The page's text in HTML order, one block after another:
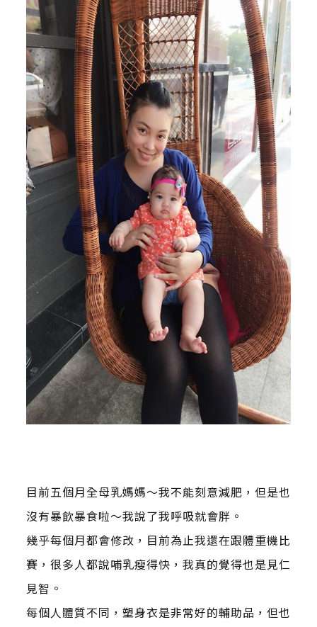
目前五個月全母乳媽媽～我不能刻意減肥，但是也
沒有暴飲暴食啦～我說了我呼吸就會胖。
幾乎每個月都會修改，目前為止我還在跟體重機比
賽，很多人都說哺乳瘦得快，我真的覺得也是見仁
見智。
每個人體質不同，塑身衣是非常好的輔助品，但也